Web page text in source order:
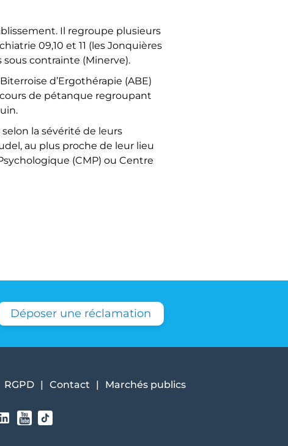
Il regroupe plusieurs
09,10 et 11 (les Jonquières
sous contrainte (Minerve).
d’Ergothérapie (ABE)
de pétanque regroupant
la sévérité de leurs
au plus proche de leur lieu
(CMP) ou Centre
Déposer une réclamation
RGPD Contact Marchés publics
Youtube
Tiktok